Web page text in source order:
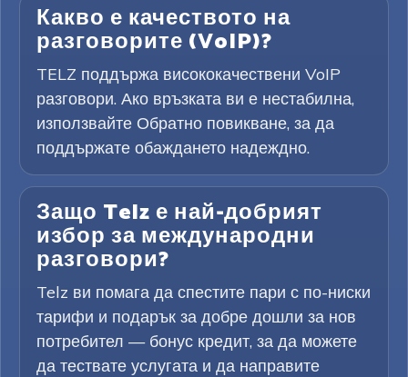
Какво е качеството на
разговорите (VoIP)?
TELZ поддържа висококачествени VoIP
разговори. Ако връзката ви е нестабилна,
използвайте Обратно повикване, за да
поддържате обаждането надеждно.
Защо Telz е най-добрият
избор за международни
разговори?
Telz ви помага да спестите пари с по-ниски
тарифи и подарък за добре дошли за нов
потребител — бонус кредит, за да можете
да тествате услугата и да направите